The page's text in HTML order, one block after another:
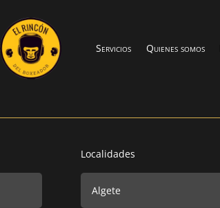
Servicios Quienes somos
Localidades